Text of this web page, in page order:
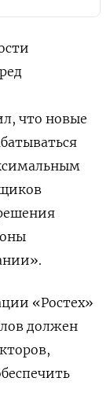
что новые
«Ростех»
должен